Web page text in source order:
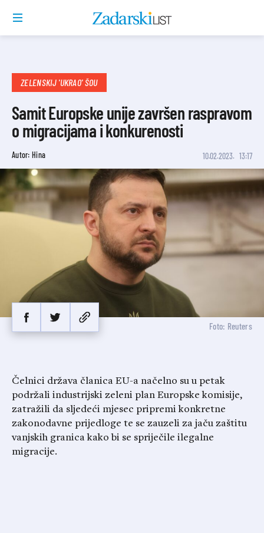
ZELENSKIJ 'UKRAO' ŠOU
Samit Europske unije završen raspravom
o migracijama i konkurenosti
Autor: Hina 10.02.2023. 13:17
Foto: Reuters
Čelnici država članica EU-a načelno su u petak
podržali industrijski zeleni plan Europske komisije,
zatražili da sljedeći mjesec pripremi konkretne
zakonodavne prijedloge te se zauzeli za jaču zaštitu
vanjskih granica kako bi se spriječile ilegalne
migracije.